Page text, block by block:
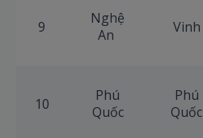
9
Nghệ
An
Vinh
10
Phú
Quốc
Phú
Quốc